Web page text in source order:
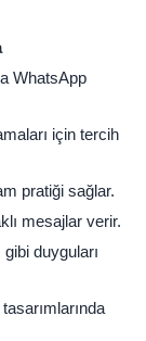
WhatsApp
için tercih
pratiği sağlar.
mesajlar verir.
duyguları